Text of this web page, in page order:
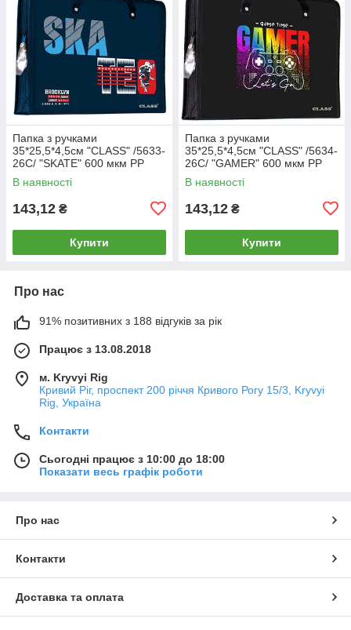
Папка з ручками
35*25,5*4,5см "CLASS" /5633-
26C/ "SKATE" 600 мкм РР
(1/60)
В наявності
143,12 ₴
Купити
Папка з ручками
35*25,5*4,5см "CLASS" /5634-
26C/ "GAMER" 600 мкм РР
(1/60)
В наявності
143,12 ₴
Купити
Про нас
91% позитивних з 188 відгуків за рік
Працює з 13.08.2018
м. Kryvyi Rig
Кривий Ріг, проспект 200 річчя Кривого Рогу 15/3, Kryvyi
Rig, Україна
Контакти
Сьогодні працює з 10:00 до 18:00
Показати весь графік роботи
Про нас
Контакти
Доставка та оплата